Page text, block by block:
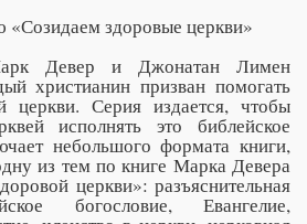
«Созидаем здоровые церкви»
Девер и Джонатан Лимен
христианин призван помогать
церкви. Серия издается, чтобы
исполнять это библейское
небольшого формата книги,
из тем по книге Марка Девера
церкви»: разъяснительная
богословие, Евангелие,